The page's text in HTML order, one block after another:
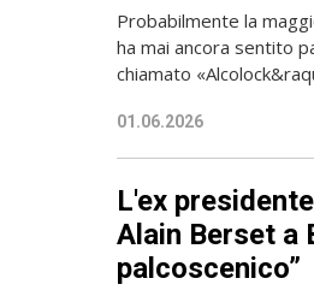
Probabilmente la
ha mai ancora sentito
chiamato
01.06.2026
L'ex
Alain Berset a
palcoscenico”